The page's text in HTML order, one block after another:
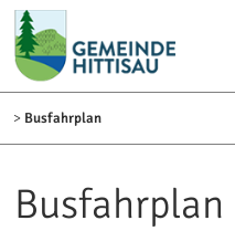
zur Startseite [0]
zur Navigation [1]
zum Inhalt [2]
zum Kontakt [3]
zur Suche [4]
> Busfahrplan
Busfahrplan